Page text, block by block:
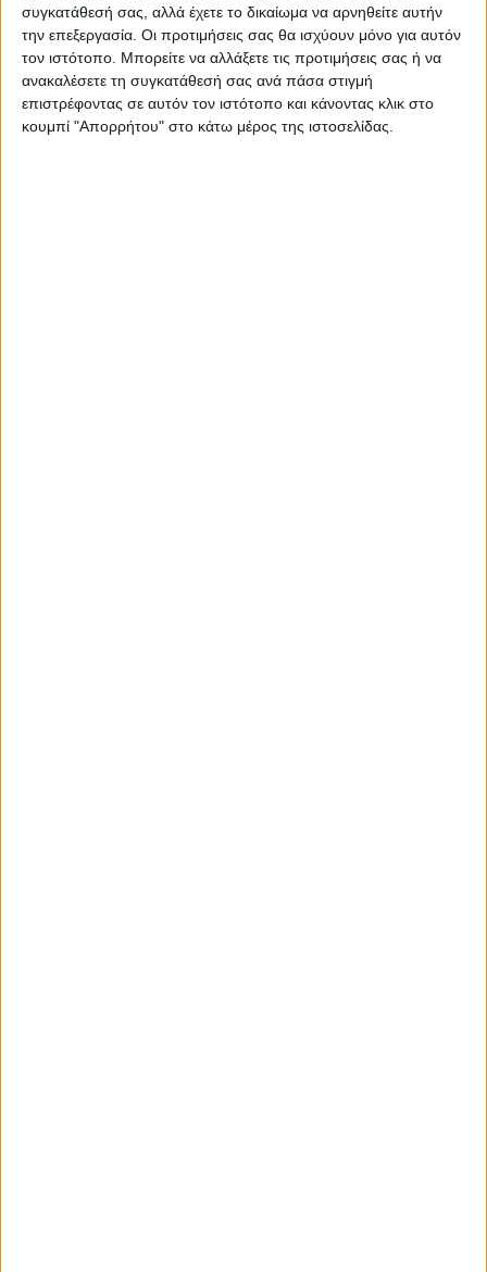
συγκατάθεσή σας, αλλά έχετε το δικαίωμα να αρνηθείτε αυτήν
την επεξεργασία. Οι προτιμήσεις σας θα ισχύουν μόνο για αυτόν
τον ιστότοπο. Μπορείτε να αλλάξετε τις προτιμήσεις σας ή να
ανακαλέσετε τη συγκατάθεσή σας ανά πάσα στιγμή
επιστρέφοντας σε αυτόν τον ιστότοπο και κάνοντας κλικ στο
κουμπί "Απορρήτου" στο κάτω μέρος της ιστοσελίδας.